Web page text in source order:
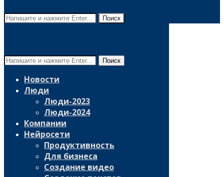
Поиск
Поиск
Новости
Люди
Люди-2023
Люди-2024
Компании
Нейросети
Продуктивность
Для бизнеса
Создание видео